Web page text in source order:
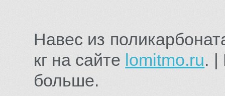
Навес из
кг на сайте lomitmo.ru. |
больше.